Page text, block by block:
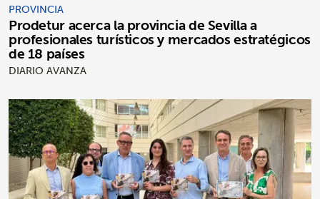
PROVINCIA
Prodetur acerca la provincia de Sevilla a
profesionales turísticos y mercados estratégicos
de 18 países
DIARIO AVANZA